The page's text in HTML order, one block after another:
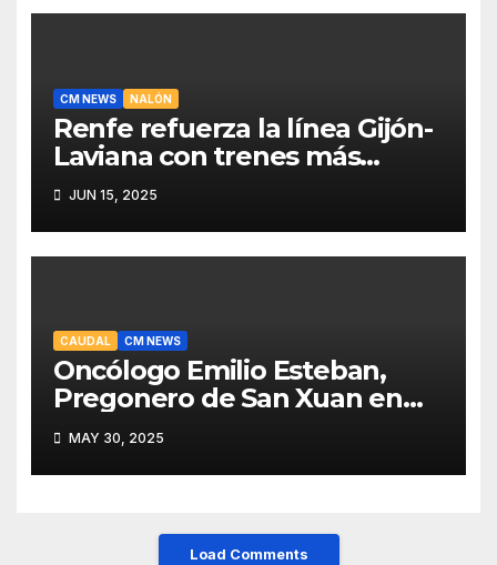
CM NEWS NALÓN
Renfe refuerza la línea Gijón-
Laviana con trenes más
fiables y mejor servicio para
recuperar viajeros
JUN 15, 2025
CAUDAL CM NEWS
Oncólogo Emilio Esteban,
Pregonero de San Xuan en
Mieres: Un Honor para Turón
y el HUCA
MAY 30, 2025
Load Comments